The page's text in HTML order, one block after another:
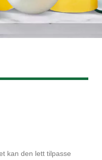
kan den lett tilpasse